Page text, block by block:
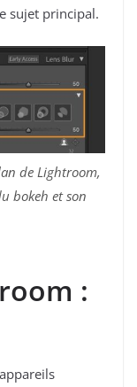
sujet principal.
de Lightroom,
bokeh et son
: